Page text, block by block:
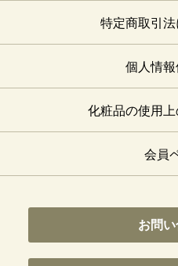
特定商取引
個人情
化粧品の使用
会員
お問